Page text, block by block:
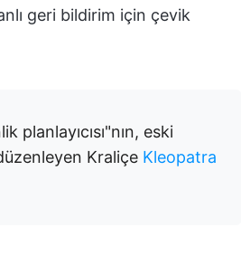
geri bildirim için çevik
planlayıcısı"nın, eski
Kraliçe Kleopatra